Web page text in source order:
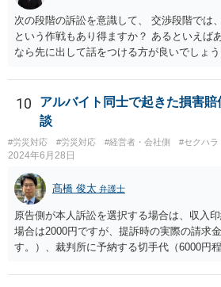
をしてもらわなければなりません。 親会社
ことは理論上可能ですが，あなたに対して
自身が会社に対して追う責任（例えば任務
ます。子会社の負債をあなたに負わせるこ
いてくれないと，辞任の登記をするために
する必要が生じます。
次の段階の訴訟を意識して、 交渉段階では
という作戦もあり得ますか？ あるといえば
なら先に出して話をつける方が良いでしょ
す。 それと認定はある事実と証拠の関係で
うほどに駆け引き的な要素はありません。
10
アルバイト同士で起きた損害賠
談
#労災対応 #労災対応 #経営者・会社側 #セクハラ
2024年6月28日
髙橋 俊太 弁護士
原告側が本人訴訟を選択する場合は、収入
場合は2000円ですが、提訴時の実際の請求
す。）、裁判所に予納する切手代（6000円
書類郵送代（通信費等）の負担が考えられ